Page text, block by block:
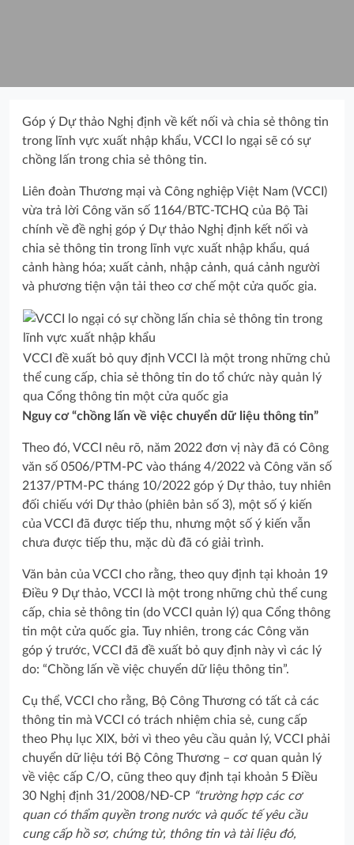
Góp ý Dự thảo Nghị định về kết nối và chia sẻ thông tin
trong lĩnh vực xuất nhập khẩu, VCCI lo ngại sẽ có sự
chồng lấn trong chia sẻ thông tin.
Liên đoàn Thương mại và Công nghiệp Việt Nam (VCCI)
vừa trả lời Công văn số 1164/BTC-TCHQ của Bộ Tài
chính về đề nghị góp ý Dự thảo Nghị định kết nối và
chia sẻ thông tin trong lĩnh vực xuất nhập khẩu, quá
cảnh hàng hóa; xuất cảnh, nhập cảnh, quá cảnh người
và phương tiện vận tải theo cơ chế một cửa quốc gia.
VCCI đề xuất bỏ quy định VCCI là một trong những chủ
thể cung cấp, chia sẻ thông tin do tổ chức này quản lý
qua Cổng thông tin một cửa quốc gia
Nguy cơ “chồng lấn về việc chuyển dữ liệu thông tin”
Theo đó, VCCI nêu rõ, năm 2022 đơn vị này đã có Công
văn số 0506/PTM-PC vào tháng 4/2022 và Công văn số
2137/PTM-PC tháng 10/2022 góp ý Dự thảo, tuy nhiên
đối chiếu với Dự thảo (phiên bản số 3), một số ý kiến
của VCCI đã được tiếp thu, nhưng một số ý kiến vẫn
chưa được tiếp thu, mặc dù đã có giải trình.
Văn bản của VCCI cho rằng, theo quy định tại khoản 19
Điều 9 Dự thảo, VCCI là một trong những chủ thể cung
cấp, chia sẻ thông tin (do VCCI quản lý) qua Cổng thông
tin một cửa quốc gia. Tuy nhiên, trong các Công văn
góp ý trước, VCCI đã đề xuất bỏ quy định này vì các lý
do: “Chồng lấn về việc chuyển dữ liệu thông tin”.
Cụ thể, VCCI cho rằng, Bộ Công Thương có tất cả các
thông tin mà VCCI có trách nhiệm chia sẻ, cung cấp
theo Phụ lục XIX, bởi vì theo yêu cầu quản lý, VCCI phải
chuyển dữ liệu tới Bộ Công Thương – cơ quan quản lý
về việc cấp C/O, cũng theo quy định tại khoản 5 Điều
30 Nghị định 31/2008/NĐ-CP “trường hợp các cơ
quan có thẩm quyền trong nước và quốc tế yêu cầu
cung cấp hồ sơ, chứng từ, thông tin và tài liệu đó,